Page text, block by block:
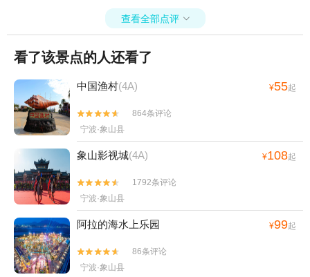
查看全部点评 
看了该景点的人还看了
中国渔村(4A) ¥55起


864条评论
宁波·象山县
象山影视城(4A) ¥108起


1792条评论
宁波·象山县
阿拉的海水上乐园 ¥99起


86条评论
宁波·象山县